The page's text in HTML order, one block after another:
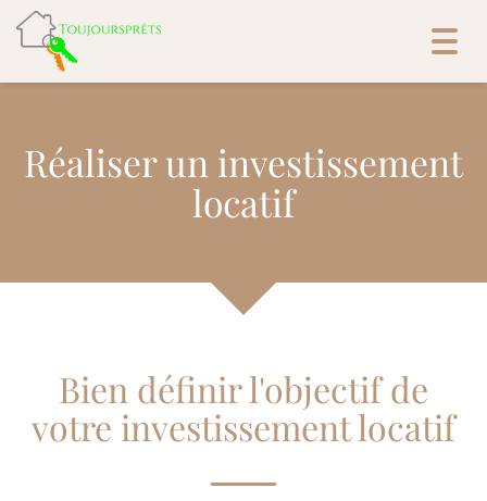
Réaliser un investissement
locatif
Bien définir l'objectif de
votre investissement locatif